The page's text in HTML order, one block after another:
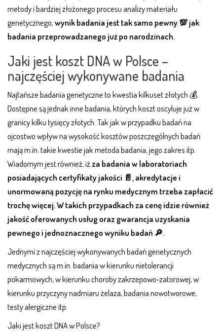
metody i bardziej złożonego procesu analizy materiału
genetycznego,wynik badania jest tak samo pewny 💯 jak
badania przeprowadzanego już po narodzinach.
Jaki jest koszt DNA w Polsce –
najczęściej wykonywane badania
Najtańsze badania genetyczne to kwestia kilkuset złotych 💰.
Dostępne są jednak inne badania, których koszt oscyluje już w
granicy kilku tysięcy złotych. Tak jak w przypadku badań na
ojcostwo wpływ na wysokość kosztów poszczególnych badań
mają m.in. takie kwestie jak metoda badania, jego zakres itp.
Wiadomym jest również, iżza badania w laboratoriach
posiadających certyfikaty jakości 📄, akredytacje i
unormowaną pozycję na rynku medycznym trzeba zapłacić
trochę więcej. W takich przypadkach za cenę idzie również
jakość oferowanych usług oraz gwarancja uzyskania
pewnego i jednoznacznego wyniku badań 🔎.
Jednymi z najczęściej wykonywanych badań genetycznych
medycznych są m.in. badania w kierunku nietolerancji
pokarmowych, w kierunku choroby zakrzepowo-zatorowej, w
kierunku przyczyny nadmiaru żelaza, badania nowotworowe,
testy alergiczne itp.
Jaki jest koszt DNA w Polsce?